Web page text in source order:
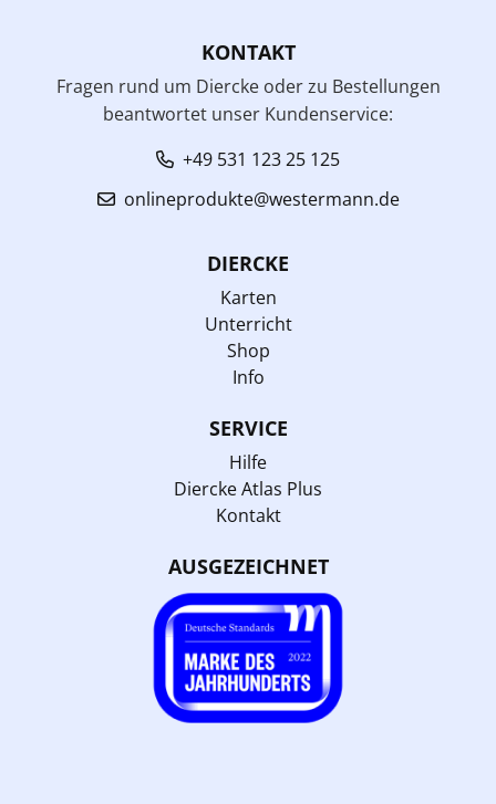
KONTAKT
Fragen rund um Diercke oder zu Bestellungen
beantwortet unser Kundenservice:
+49 531 123 25 125
onlineprodukte@westermann.de
DIERCKE
Karten
Unterricht
Shop
Info
SERVICE
Hilfe
Diercke Atlas Plus
Kontakt
AUSGEZEICHNET